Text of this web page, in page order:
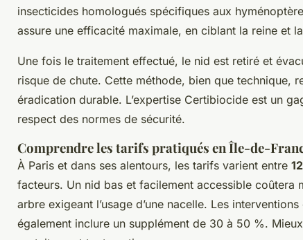
insecticides homologués spécifiques aux
assure une efficacité maximale, en ciblant la reine et
Une fois le traitement effectué, le nid est retiré et
risque de chute. Cette méthode, bien que technique,
éradication durable. L’expertise Certibiocide est un
respect des normes de sécurité.
Comprendre les tarifs pratiqués en Île-de-
À Paris et dans ses alentours, les tarifs varient entre
facteurs. Un nid bas et facilement accessible coûtera
arbre exigeant l’usage d’une nacelle. Les
également inclure un supplément de 30 à 50 %.